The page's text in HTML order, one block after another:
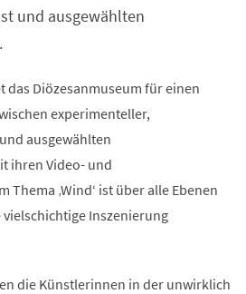
und ausgewählten
das Diözesanmuseum für einen
experimenteller,
ausgewählten
ihren Video- und
‚Wind‘ ist über alle Ebenen
vielschichtige Inszenierung
die Künstlerinnen in der unwirklich